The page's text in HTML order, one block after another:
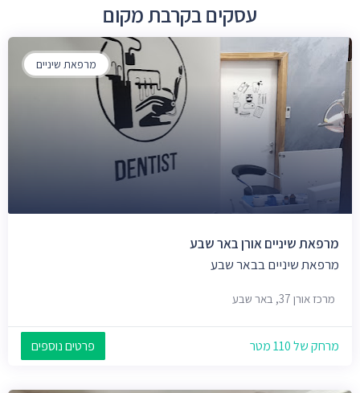
עסקים בקרבת מקום
מרפאת שיניים
מרפאת שיניים אורן באר שבע
מרפאת שיניים בבאר שבע
מרכז אורן 37, באר שבע
מרחק של 110 מטר פרטים נוספים